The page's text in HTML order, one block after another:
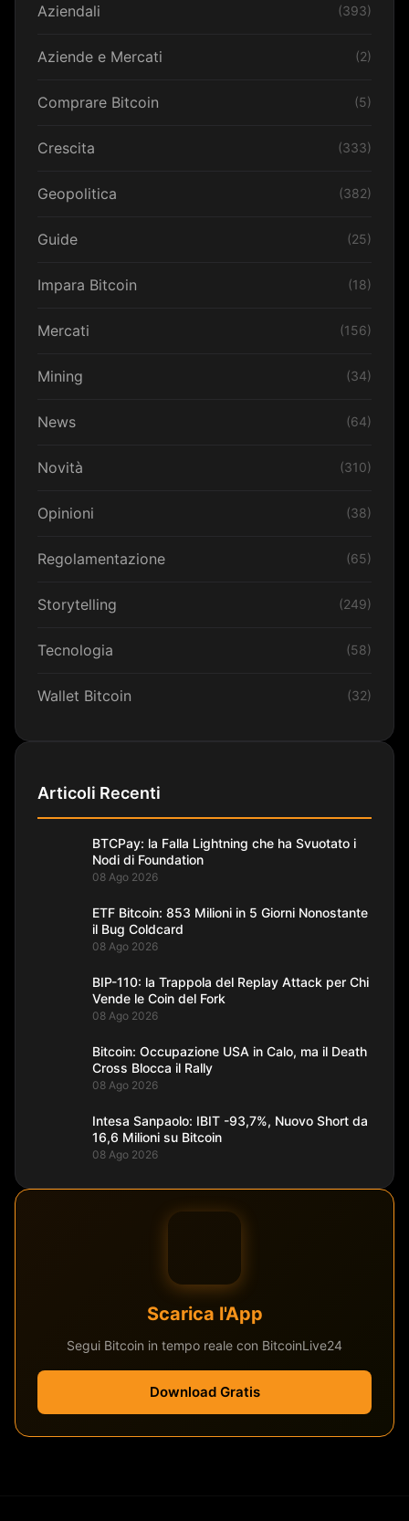
Aziendali (393)
Aziende e Mercati (2)
Comprare Bitcoin (5)
Crescita (333)
Geopolitica (382)
Guide (25)
Impara Bitcoin (18)
Mercati (156)
Mining (34)
News (64)
Novità (310)
Opinioni (38)
Regolamentazione (65)
Storytelling (249)
Tecnologia (58)
Wallet Bitcoin (32)
Articoli Recenti
BTCPay: la Falla Lightning che ha Svuotato i
Nodi di Foundation
08 Ago 2026
ETF Bitcoin: 853 Milioni in 5 Giorni Nonostante
il Bug Coldcard
08 Ago 2026
BIP-110: la Trappola del Replay Attack per Chi
Vende le Coin del Fork
08 Ago 2026
Bitcoin: Occupazione USA in Calo, ma il Death
Cross Blocca il Rally
08 Ago 2026
Intesa Sanpaolo: IBIT -93,7%, Nuovo Short da
16,6 Milioni su Bitcoin
08 Ago 2026
Scarica l'App
Segui Bitcoin in tempo reale con BitcoinLive24
Download Gratis